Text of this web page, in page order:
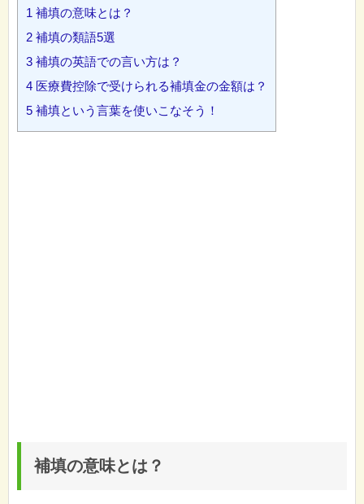
1 補填の意味とは？
2 補填の類語5選
3 補填の英語での言い方は？
4 医療費控除で受けられる補填金の金額は？
5 補填という言葉を使いこなそう！
補填の意味とは？